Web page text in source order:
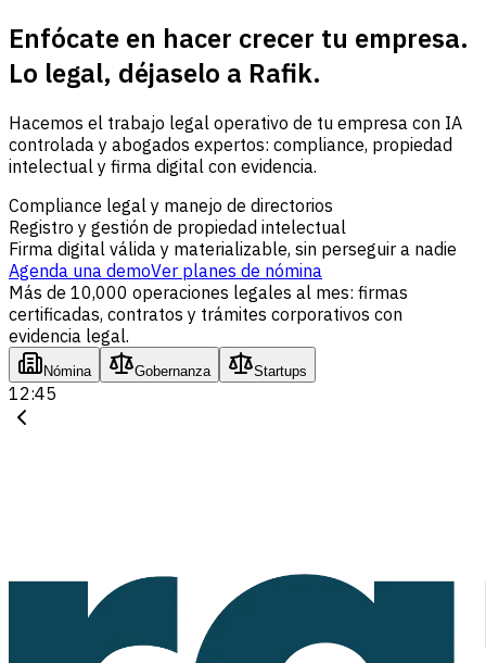
Enfócate en hacer crecer tu empresa.
Lo legal, déjaselo a Rafik.
Hacemos el trabajo legal operativo de tu empresa con IA
controlada y abogados expertos: compliance, propiedad
intelectual y firma digital con evidencia.
Compliance legal y manejo de directorios
Registro y gestión de propiedad intelectual
Firma digital válida y materializable, sin perseguir a nadie
Agenda una demoVer planes de nómina
Más de 10,000 operaciones legales al mes: firmas
certificadas, contratos y trámites corporativos con
evidencia legal.
Nómina Gobernanza Startups
12:45